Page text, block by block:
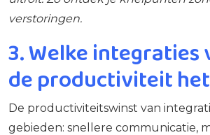
verstoringen.
3. Welke integraties
de productiviteit
De productiviteitswinst van
gebieden: snellere communicatie,